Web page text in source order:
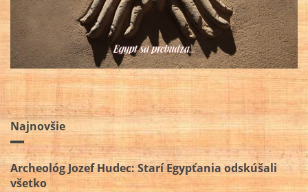
Najnovšie
Archeológ Jozef Hudec: Starí Egypťania odskúšali
všetko